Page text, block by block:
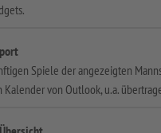
Spiele der angezeigten
Kalender von Outlook, u.a.